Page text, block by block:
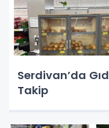
Serdivan’da
Takip